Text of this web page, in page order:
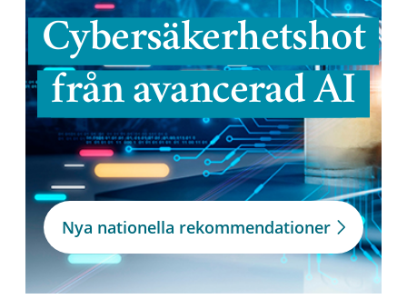
Cybersäkerhetshot
från avancerad AI
Nya nationella rekommendationer